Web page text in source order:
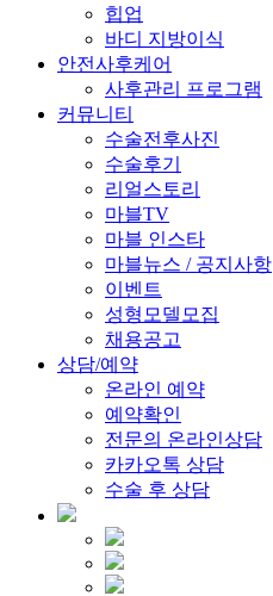
힙업
바디 지방이식
안전사후케어
사후관리 프로그램
커뮤니티
수술전후사진
수술후기
리얼스토리
마블TV
마블 인스타
마블뉴스 / 공지사항
이벤트
성형모델모집
채용공고
상담/예약
온라인 예약
예약확인
전문의 온라인상담
카카오톡 상담
수술 후 상담